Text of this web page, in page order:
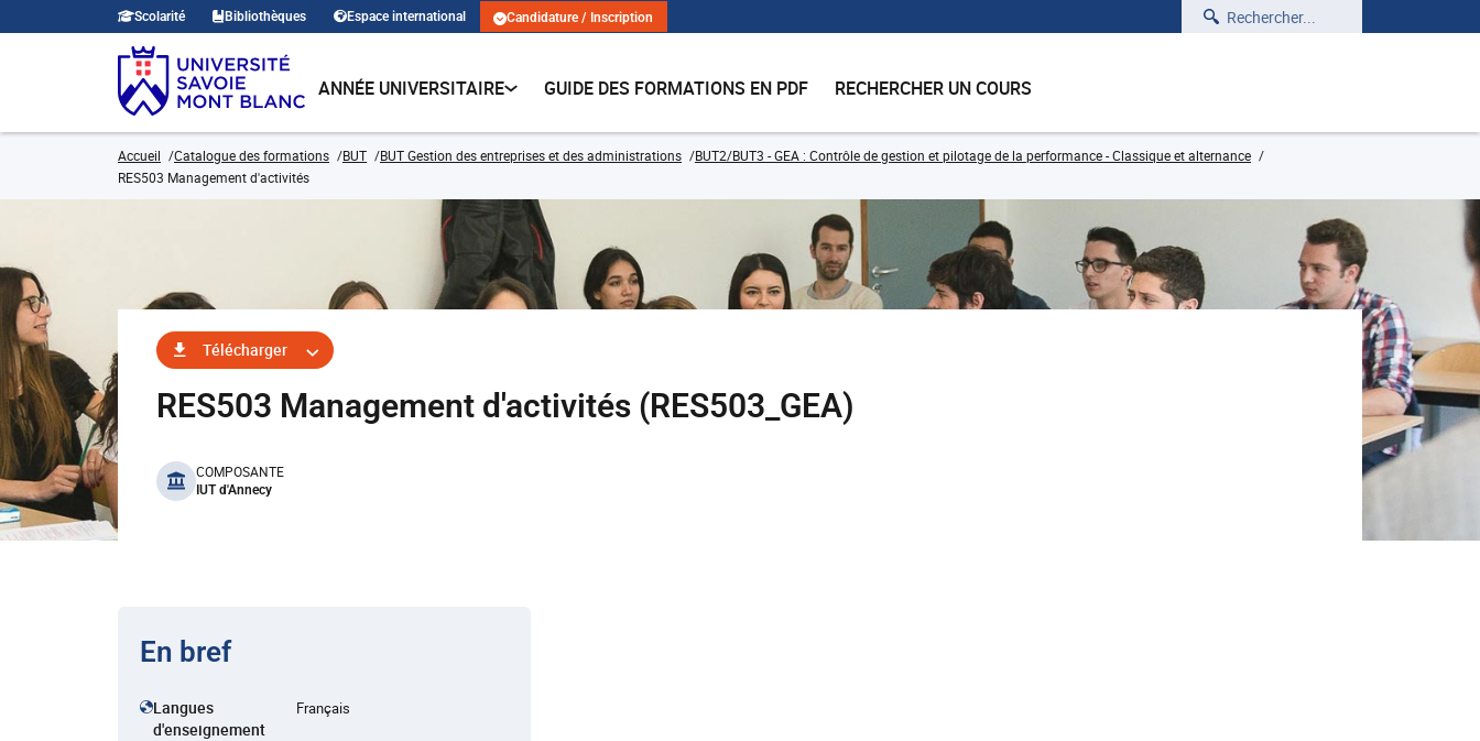
Scolarité Bibliothèques Espace international Candidature / Inscription Rechercher
ANNÉE UNIVERSITAIRE GUIDE DES FORMATIONS EN PDF RECHERCHER UN COURS
Accueil Catalogue des formations BUT BUT Gestion des entreprises et des administrations
BUT2/BUT3 - GEA : Contrôle de gestion et pilotage de la performance - Classique et alternance
RES503 Management d'activités
Télécharger
RES503 Management d'activités (RES503_GEA)
benefits
COMPOSANTE
IUT d'Annecy
En bref
Langues
d'enseignement
Français